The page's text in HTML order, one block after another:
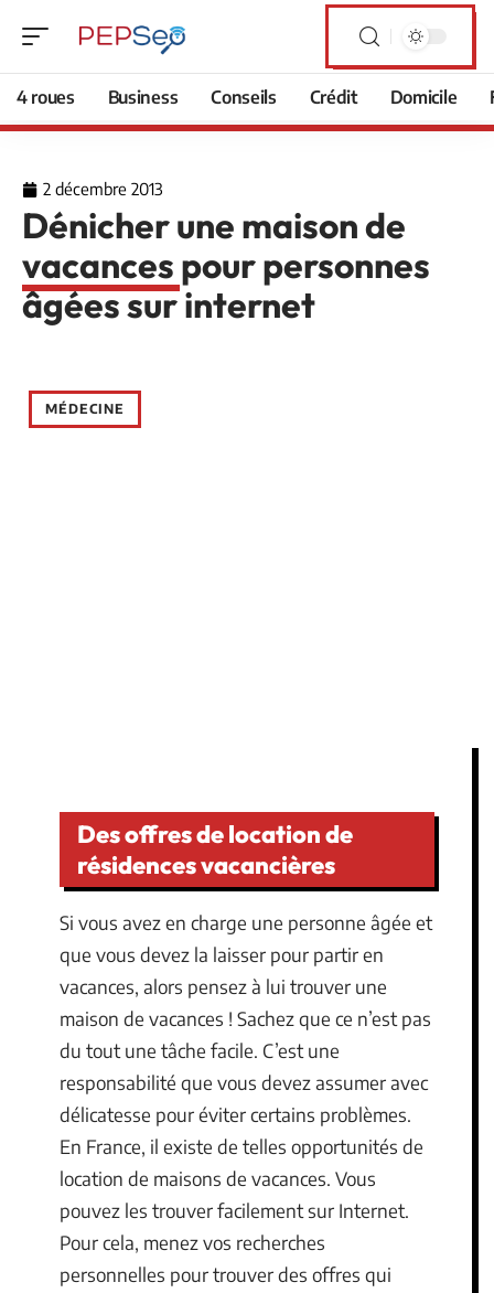
4 roues Business Conseils Crédit Domicile
2 décembre 2013
Dénicher une maison de
vacances pour personnes
âgées sur internet
MÉDECINE
Des offres de location de
résidences vacancières
Si vous avez en charge une personne âgée et
que vous devez la laisser pour partir en
vacances, alors pensez à lui trouver une
maison de vacances ! Sachez que ce n’est pas
du tout une tâche facile. C’est une
responsabilité que vous devez assumer avec
délicatesse pour éviter certains problèmes.
En France, il existe de telles opportunités de
location de maisons de vacances. Vous
pouvez les trouver facilement sur Internet.
Pour cela, menez vos recherches
personnelles pour trouver des offres qui